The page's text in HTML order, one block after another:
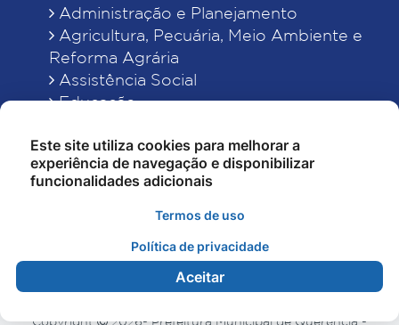
Administração e Planejamento
Agricultura, Pecuária, Meio Ambiente e
Reforma Agrária
Assistência Social
Educação
Finanças
Indústria, Comércio, Turismo, Ciência e
Tecnologia
Obras Públicas, Estradas e Rodagens
Saúde
Copyright 2026- Prefeitura Municipal de Querência -
Este site utiliza cookies para melhorar a
experiência de navegação e disponibilizar
funcionalidades adicionais
Termos de uso
Política de privacidade
Aceitar